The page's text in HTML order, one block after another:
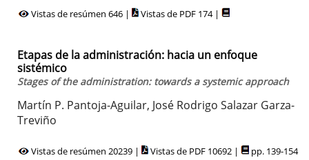
Vistas de resúmen 646 | Vistas de PDF 174 |
Etapas de la administración: hacia un enfoque
sistémico
Stages of the administration: towards a systemic approach
Martín P. Pantoja-Aguilar, José Rodrigo Salazar Garza-
Treviño
Vistas de resúmen 20239 | Vistas de PDF 10692 | pp. 139-154